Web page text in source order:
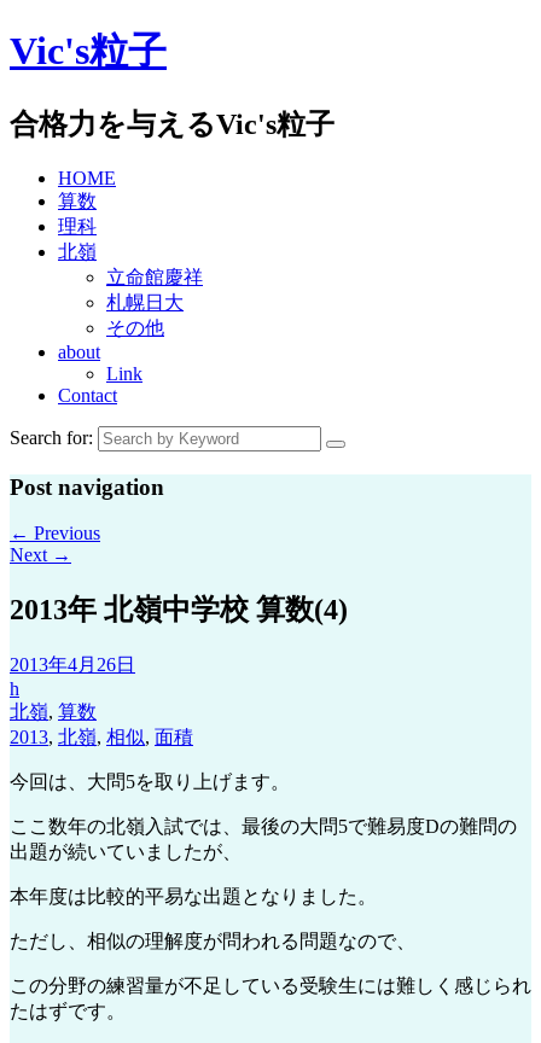
Skip
to
Vic's粒子
合格力を与えるVic's粒子
HOME
算数
理科
北嶺
立命館慶祥
札幌日大
その他
about
Link
Contact
Search for:
Post navigation
← Previous
Next →
2013年 北嶺中学校 算数(4)
2013年4月26日
h
北嶺, 算数
2013, 北嶺, 相似, 面積
今回は、大問5を取り上げます。
ここ数年の北嶺入試では、最後の大問5で難易度Dの難問の
出題が続いていましたが、
本年度は比較的平易な出題となりました。
ただし、相似の理解度が問われる問題なので、
この分野の練習量が不足している受験生には難しく感じられ
たはずです。